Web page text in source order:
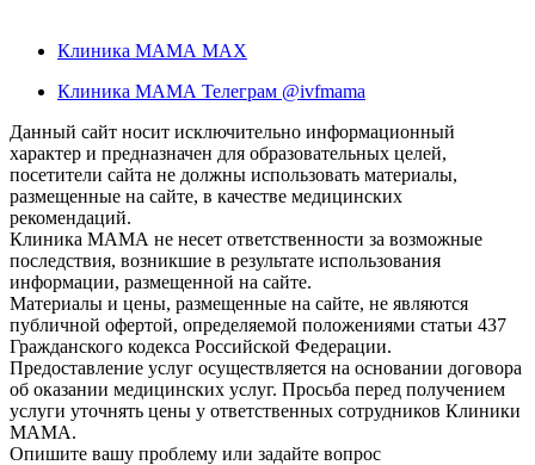
Клиника МАМА MAX
Клиника МАМА Телеграм @ivfmama
Данный сайт носит исключительно информационный
характер и предназначен для образовательных целей,
посетители сайта не должны использовать материалы,
размещенные на сайте, в качестве медицинских
рекомендаций.
Клиника МАМА не несет ответственности за возможные
последствия, возникшие в результате использования
информации, размещенной на сайте.
Материалы и цены, размещенные на сайте, не являются
публичной офертой, определяемой положениями статьи 437
Гражданского кодекса Российской Федерации.
Предоставление услуг осуществляется на основании договора
об оказании медицинских услуг. Просьба перед получением
услуги уточнять цены у ответственных сотрудников Клиники
МАМА.
Опишите вашу проблему или задайте вопрос